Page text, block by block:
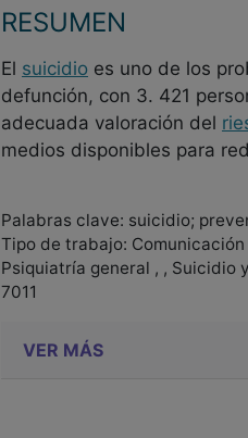
RESUMEN
El suicidio es uno de los
defunción, con 3. 421
adecuada valoración del
medios disponibles para
Palabras clave: suicidio;
Tipo de trabajo: Comunicación
Psiquiatría general , , Suicidio
7011
VER MÁS